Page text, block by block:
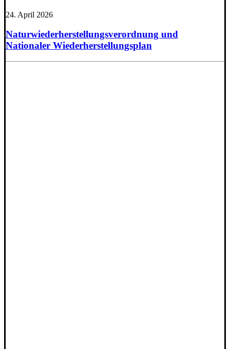
24. April 2026
Naturwiederherstellungsverordnung und
Nationaler Wiederherstellungsplan